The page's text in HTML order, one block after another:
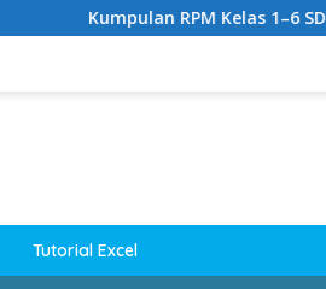
Kumpulan RPM Kelas 1–6 SD
Tutorial Excel